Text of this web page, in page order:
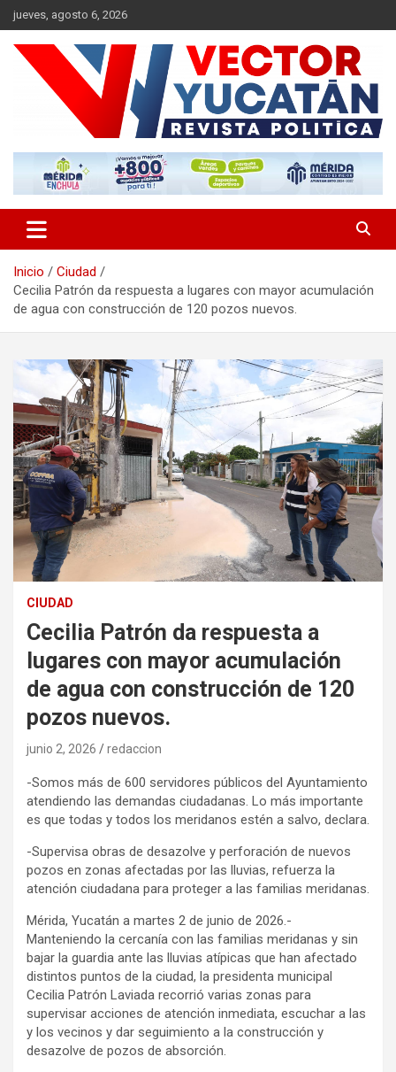
Saltar
al
contenido
jueves, agosto 6, 2026
Vector Yucatán
Inicio
Ciudad
Cecilia Patrón da respuesta a lugares con mayor acumulación
de agua con construcción de 120 pozos nuevos.
CIUDAD
Cecilia Patrón da respuesta a
lugares con mayor acumulación
de agua con construcción de 120
pozos nuevos.
junio 2, 2026 redaccion
-Somos más de 600 servidores públicos del Ayuntamiento
atendiendo las demandas ciudadanas. Lo más importante
es que todas y todos los meridanos estén a salvo, declara.
-Supervisa obras de desazolve y perforación de nuevos
pozos en zonas afectadas por las lluvias, refuerza la
atención ciudadana para proteger a las familias meridanas.
Mérida, Yucatán a martes 2 de junio de 2026.-
Manteniendo la cercanía con las familias meridanas y sin
bajar la guardia ante las lluvias atípicas que han afectado
distintos puntos de la ciudad, la presidenta municipal
Cecilia Patrón Laviada recorrió varias zonas para
supervisar acciones de atención inmediata, escuchar a las
y los vecinos y dar seguimiento a la construcción y
desazolve de pozos de absorción.